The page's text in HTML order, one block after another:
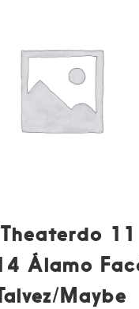
11
Álamo
Maybe